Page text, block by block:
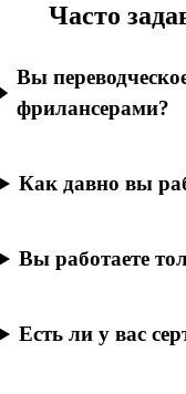
Часто
Вы
фрилансерами?
Как давно вы
Вы работаете
Есть ли у вас